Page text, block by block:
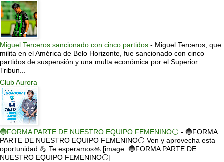
Miguel Terceros sancionado con cinco partidos - Miguel Terceros, que
milita en el América de Belo Horizonte, fue sancionado con cinco
partidos de suspensión y una multa económica por el Superior
Tribun...
Club Aurora
🔵FORMA PARTE DE NUESTRO EQUIPO FEMENINO⚪ - 🔵FORMA
PARTE DE NUESTRO EQUIPO FEMENINO⚪ Ven y aprovecha esta
oportunidad 💪 Te esperamos🙏 [image: 🔵FORMA PARTE DE
NUESTRO EQUIPO FEMENINO⚪]